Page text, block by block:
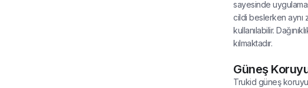
sayesinde
cildi beslerken aynı
kullanılabilir.
kılmaktadır.
Güneş
Trukid güneş